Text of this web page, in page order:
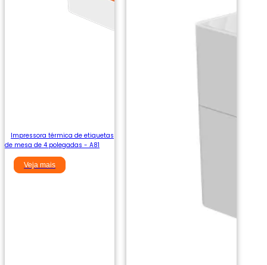
Impressora térmica de etiquetas
de mesa de 4 polegadas - A81
Veja mais